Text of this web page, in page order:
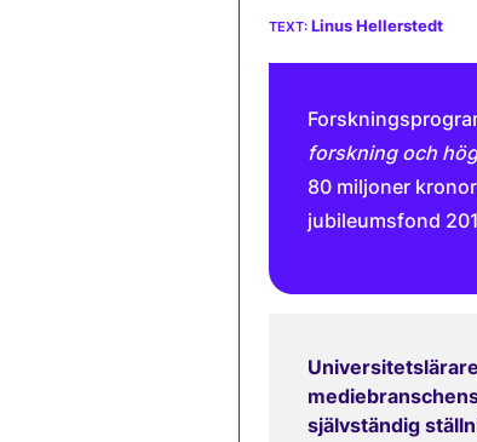
Linus Hellerstedt
forskning och
80 miljoner
jubileumsfond
självständig